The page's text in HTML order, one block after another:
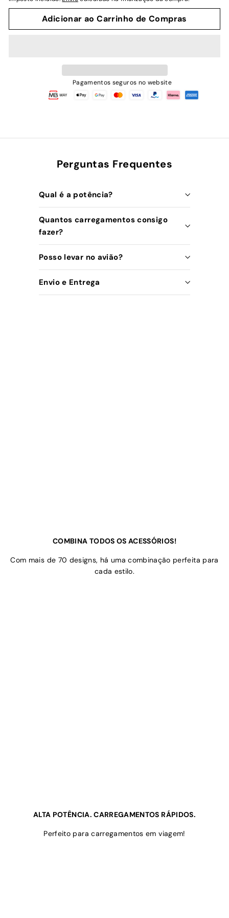
Adicionar ao Carrinho de Compras
Pagamentos seguros no website
Perguntas Frequentes
Qual é a potência?
Quantos carregamentos consigo
fazer?
Posso levar no avião?
Envio e Entrega
COMBINA TODOS OS ACESSÓRIOS!
Com mais de 70 designs, há uma combinação perfeita para
cada estilo.
ALTA POTÊNCIA. CARREGAMENTOS RÁPIDOS.
Perfeito para carregamentos em viagem!